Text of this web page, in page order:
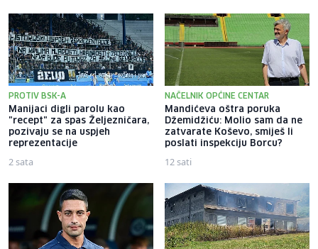
PROTIV BSK-A
Manijaci digli parolu kao
"recept" za spas Željezničara,
pozivaju se na uspjeh
reprezentacije
2 sata
NAČELNIK OPĆINE CENTAR
Mandićeva oštra poruka
Džemidžiću: Molio sam da ne
zatvarate Koševo, smiješ li
poslati inspekciju Borcu?
12 sati